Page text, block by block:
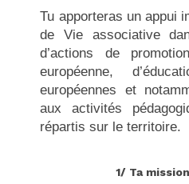
Tu apporteras un appui
de Vie associative
d’actions de
européenne,
européennes et
aux activités
répartis sur le territoire.
1/ Ta